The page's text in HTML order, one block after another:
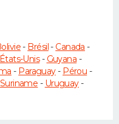
- Brésil- Canada -
États-Unis- Guyana -
- Paraguay- Pérou -
Suriname - Uruguay-